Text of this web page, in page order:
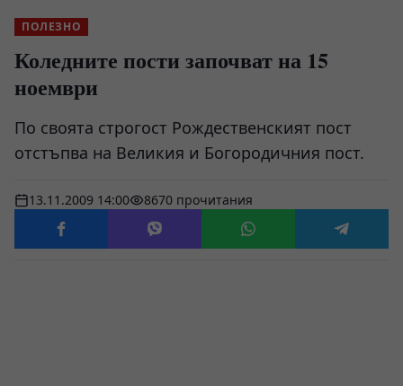
ПОЛЕЗНО
Коледните пости започват на 15
ноември
По своята строгост Рождественският пост
отстъпва на Великия и Богородичния пост.
13.11.2009 14:00 8670 прочитания